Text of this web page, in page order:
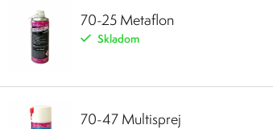
70-25 Metaflon
Skladom
70-47 Multisprej